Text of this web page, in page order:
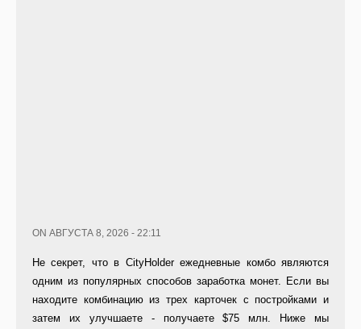
ON АВГУСТА 8, 2026 - 22:11
Не секрет, что в CityHolder ежедневные комбо являются
одним из популярных способов заработка монет. Если вы
находите комбинацию из трех карточек с постройками и
затем их улучшаете - получаете $75 млн. Ниже мы